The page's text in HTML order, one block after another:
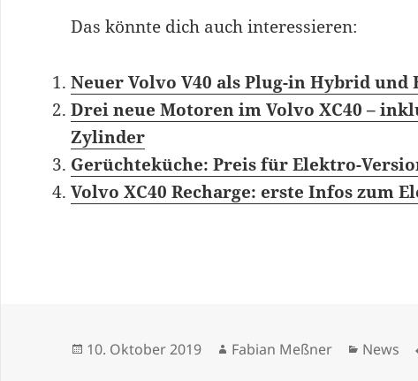
Das könnte dich auch interessieren:
Neuer Volvo V40 als Plug-in Hybrid und
Drei neue Motoren im Volvo XC40 –
Zylinder
Gerüchteküche: Preis für Elektro-
Volvo XC40 Recharge: erste Infos zum
Veröffentlicht
10. Oktober 2019 Autor
Fabian Meßner News